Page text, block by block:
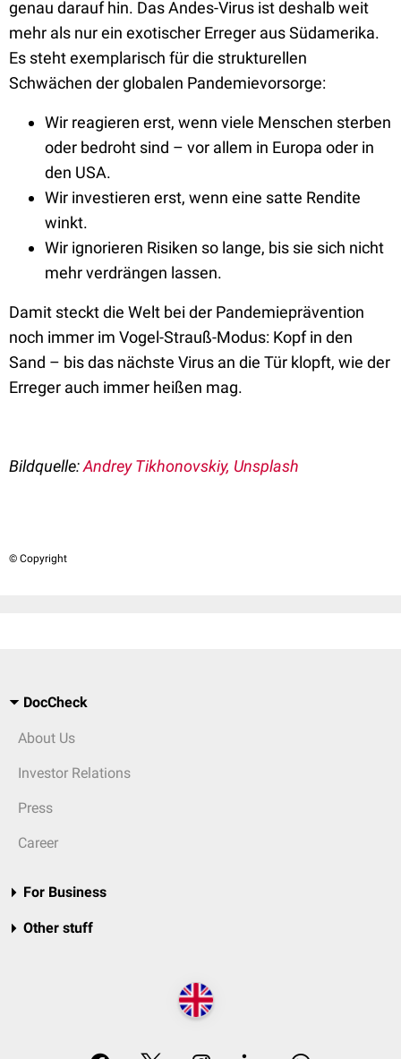
genau darauf hin. Das Andes-Virus ist deshalb weit
mehr als nur ein exotischer Erreger aus Südamerika.
Es steht exemplarisch für die strukturellen
Schwächen der globalen Pandemievorsorge:
Wir reagieren erst, wenn viele Menschen sterben
oder bedroht sind – vor allem in Europa oder in
den USA.
Wir investieren erst, wenn eine satte Rendite
winkt.
Wir ignorieren Risiken so lange, bis sie sich nicht
mehr verdrängen lassen.
Damit steckt die Welt bei der Pandemieprävention
noch immer im Vogel-Strauß-Modus: Kopf in den
Sand – bis das nächste Virus an die Tür klopft, wie der
Erreger auch immer heißen mag.
Bildquelle:Andrey Tikhonovskiy, Unsplash
© Copyright
DocCheck
About Us
Investor Relations
Press
Career
For Business
Other stuff